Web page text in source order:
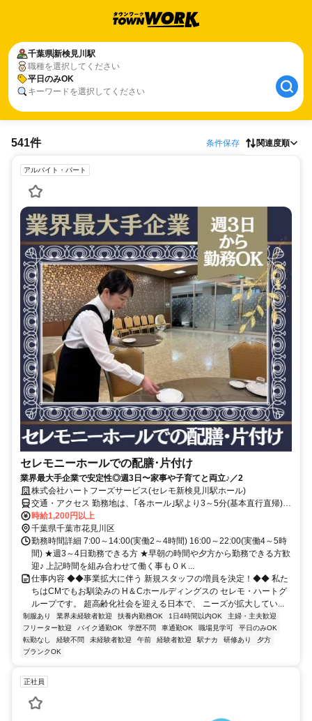
千葉県新検見川駅
職種を選択してください
平日のみOK
キーワードを選択してください
541件 条件保存 関連度順
アルバイト・パート
セレモニーホールでの配膳･片付け
業界最大手企業で安定性◎週3日〜家事や子育てと両立♪／2
株式会社ハートフーズサービス(セレモ新検見川駅ホール)
交通・アクセス 勤務地は、｢各ホール｣駅より3～5分(基本直行直帰)の
駅近現場多数
時給1,200円以上
千葉県千葉市花見川区
勤務時間詳細 7:00～14:00(実働2～4時間) 16:00～22:00(実働4～5時
間) ★週3～4日勤務できる方 ★早朝の時間や夕方から勤務できる方歓
迎♪ 上記時間を組み合わせて働く事もＯＫ...
仕事内容 ◆◆事業拡大に伴う 新規スタッフの増員を決定！◆◆ 私た
ちはCMでもお馴染みの H＆Cホールディングスの セレモ・ハートグ
ループです。 超高齢化社会を迎える日本で、 ニーズが拡大してい...
制服あり 業界未経験者歓迎 扶養内勤務OK 1日4時間以内OK
主婦・主夫歓迎
フリーター歓迎
バイク通勤OK 学歴不問 車通勤OK 職場見学可
平日のみOK
転勤なし
経験不問 未経験者歓迎 午前 経験者歓迎 駅ナカ 研修あり
夕方
ブランクOK
正社員